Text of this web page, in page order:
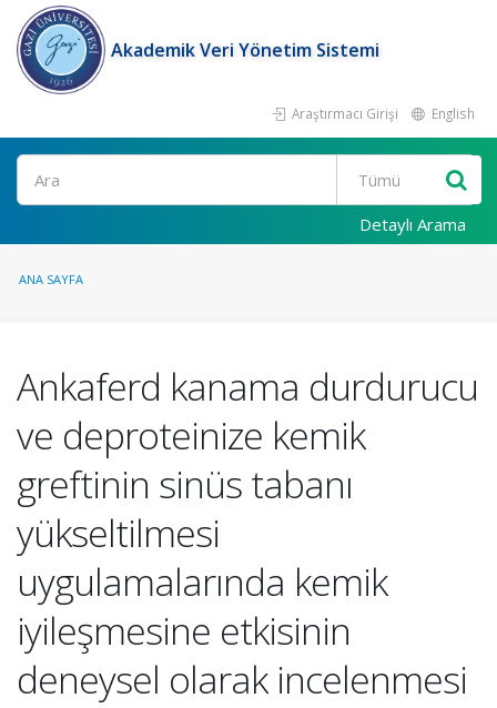
Akademik Veri Yönetim Sistemi
Araştırmacı Girişi English
Ara
Detaylı Arama
ANA SAYFA
Ankaferd kanama durdurucu
ve deproteinize kemik
greftinin sinüs tabanı
yükseltilmesi
uygulamalarında kemik
iyileşmesine etkisinin
deneysel olarak incelenmesi